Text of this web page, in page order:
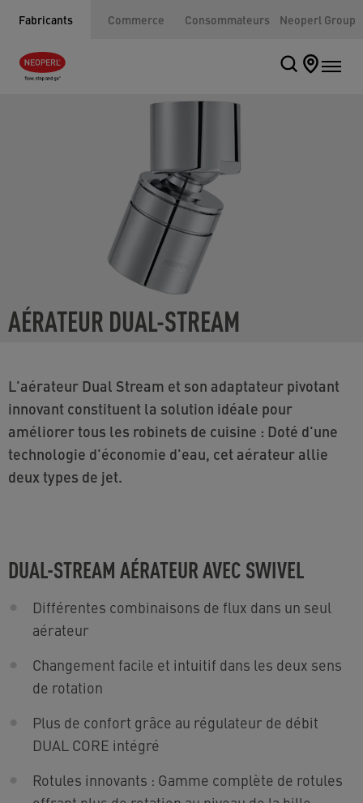
Fabricants Commerce Consommateurs Neoperl Group
AÉRATEUR DUAL-STREAM
L'aérateur Dual Stream et son adaptateur pivotant
innovant constituent la solution idéale pour
améliorer tous les robinets de cuisine : Doté d'une
technologie d'économie d'eau, cet aérateur allie
deux types de jet.
DUAL-STREAM AÉRATEUR AVEC SWIVEL
Différentes combinaisons de flux dans un seul
aérateur
Changement facile et intuitif dans les deux sens
de rotation
Plus de confort grâce au régulateur de débit
DUAL CORE intégré
Rotules innovants : Gamme complète de rotules